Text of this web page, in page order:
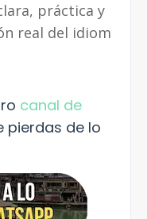
práctica y
real del idiom
canal de
pierdas de lo